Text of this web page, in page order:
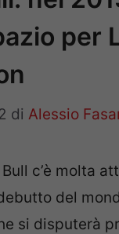
per
di Alessio
c’è molta
del
si disputerà